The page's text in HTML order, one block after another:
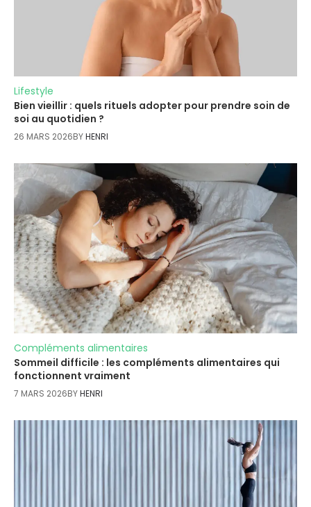
Lifestyle
Bien vieillir : quels rituels adopter pour prendre soin de
soi au quotidien ?
26 MARS 2026BYHENRI
Compléments alimentaires
Sommeil difficile : les compléments alimentaires qui
fonctionnent vraiment
7 MARS 2026BYHENRI